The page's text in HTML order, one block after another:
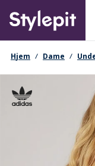
main
content
Primary
Hjem Dame